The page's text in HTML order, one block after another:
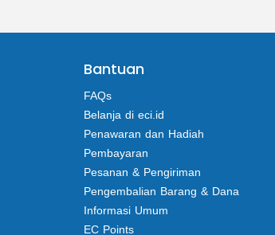
Bantuan
FAQs
Belanja di eci.id
Penawaran dan Hadiah
Pembayaran
Pesanan & Pengiriman
Pengembalian Barang & Dana
Informasi Umum
EC Points